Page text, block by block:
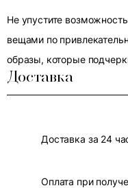
Не упустите
вещами по
образы, которые
Доставка
Доставка за 24
Оплата при